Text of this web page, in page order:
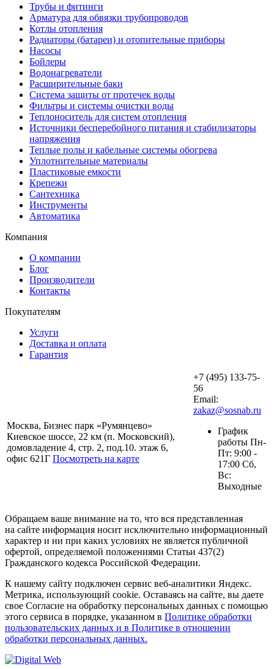
Трубы и фитинги
Арматура для обвязки трубопроводов
Котлы отопления
Радиаторы (батареи) и отопительные приборы
Насосы
Бойлеры
Водонагреватели
Расширительные баки
Система защиты от протечек воды
Фильтры и системы очистки воды
Теплоноситель для систем отопления
Источники бесперебойного питания и стабилизаторы
напряжения
Теплые полы и кабельные системы обогрева
Уплотнительные материалы
Пластиковые емкости
Крепежи
Сантехника
Инструменты
Автоматика
Компания
О компании
Блог
Производители
Контакты
Покупателям
Услуги
Доставка и оплата
Гарантия
Москва, Бизнес парк «Румянцево»
Киевское шоссе, 22 км (п. Московский),
домовладение 4, стр. 2, под.10. этаж 6,
офис 621Г Посмотреть на карте
+7 (495) 133-75-
56
Email:
zakaz@sosnab.ru
График
работы Пн-
Пт: 9:00 -
17:00 Сб,
Вс:
Выходные
Обращаем ваше внимание на то, что вся представленная
на сайте информация носит исключительно информационный
характер и ни при каких условиях не является публичной
офертой, определяемой положениями Статьи 437(2)
Гражданского кодекса Российской Федерации.
К нашему сайту подключен сервис веб-аналитики Яндекс.
Метрика, использующий cookie. Оставаясь на сайте, вы даете
свое Согласие на обработку персональных данных с помощью
этого сервиса в порядке, указанном в Политике обработки
пользовательских данных и в Политике в отношении
обработки персональных данных.